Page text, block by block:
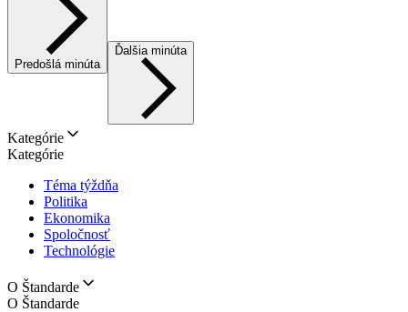
Predošlá minúta
Ďalšia minúta
Kategórie
Kategórie
Téma týždňa
Politika
Ekonomika
Spoločnosť
Technológie
O Štandarde
O Štandarde